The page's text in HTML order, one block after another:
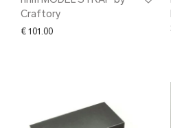
Craftory
€ 101.00